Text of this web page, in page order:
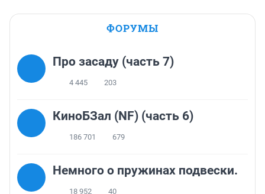
ФОРУМЫ
Про засаду (часть 7)
4 445 203
КиноБЗал (NF) (часть 6)
186 701 679
Немного о пружинах подвески.
18 952 40